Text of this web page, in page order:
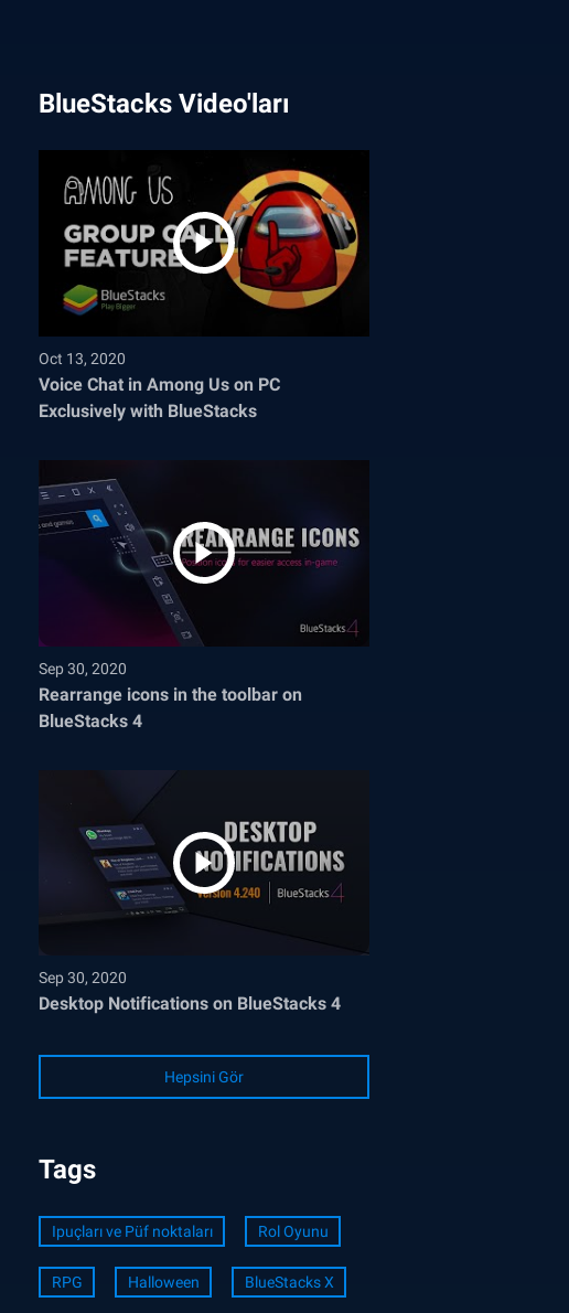
BlueStacks Video'ları
Oct 13, 2020
Voice Chat in Among Us on PC
Exclusively with BlueStacks
Sep 30, 2020
Rearrange icons in the toolbar on
BlueStacks 4
Sep 30, 2020
Desktop Notifications on BlueStacks 4
Hepsini Gör
Tags
Ipuçları ve Püf noktaları Rol Oyunu
RPG Halloween BlueStacks X